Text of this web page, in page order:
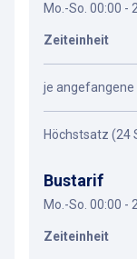
Mo.-So. 00:00 -
Zeiteinheit
je angefangene
Höchstsatz (24
Bustarif
Mo.-So. 00:00 -
Zeiteinheit